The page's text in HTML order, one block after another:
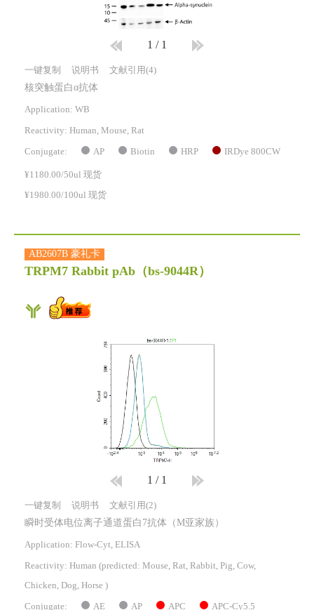
1 / 1
一键复制 说明书 文献引用(4)
核突触蛋白α抗体
Application: WB
Reactivity: Human, Mouse, Rat
Conjugate: AP Biotin HRP IRDye 800CW
¥1180.00/50ul 现货
¥1980.00/100ul 现货
AB2607B 豪礼卡
TRPM7 Rabbit pAb （bs-9044R）
1 / 1
一键复制 说明书 文献引用(2)
瞬时受体电位离子通道蛋白7抗体（M亚家族）
Application: Flow-Cyt, ELISA
Reactivity: Human (predicted: Mouse, Rat, Rabbit, Pig, Cow,
Chicken, Dog, Horse )
Conjugate: AE AP APC APC-Cy5.5